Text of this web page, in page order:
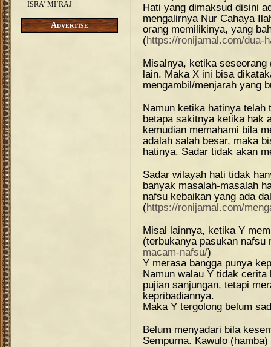
ISRA’ MI’RAJ
Advertise
Hati yang dimaksud disini
mengalirnya Nur Cahaya
orang memilikinya, yang
(https://ronijamal.com/dua-
Misalnya, ketika seseorang
lain. Maka X ini bisa
mengambil/menjarah yang
Namun ketika hatinya
betapa sakitnya ketika hak
kemudian memahami bila
adalah salah besar, maka
hatinya. Sadar tidak akan
Sadar wilayah hati tidak
banyak masalah-masalah
nafsu kebaikan yang ada
(https://ronijamal.com/
Misal lainnya, ketika Y
(terbukanya pasukan nafsu
macam-nafsu/)
Y merasa bangga punya
Namun walau Y tidak
pujian sanjungan, tetapi
kepribadiannya.
Maka Y tergolong belum
Belum menyadari bila
Sempurna. Kawulo